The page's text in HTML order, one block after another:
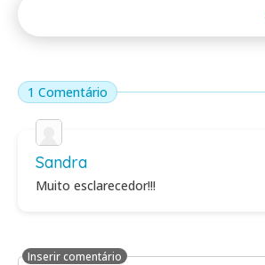
1 Comentário
Sandra
Muito esclarecedor!!!
Inserir comentário